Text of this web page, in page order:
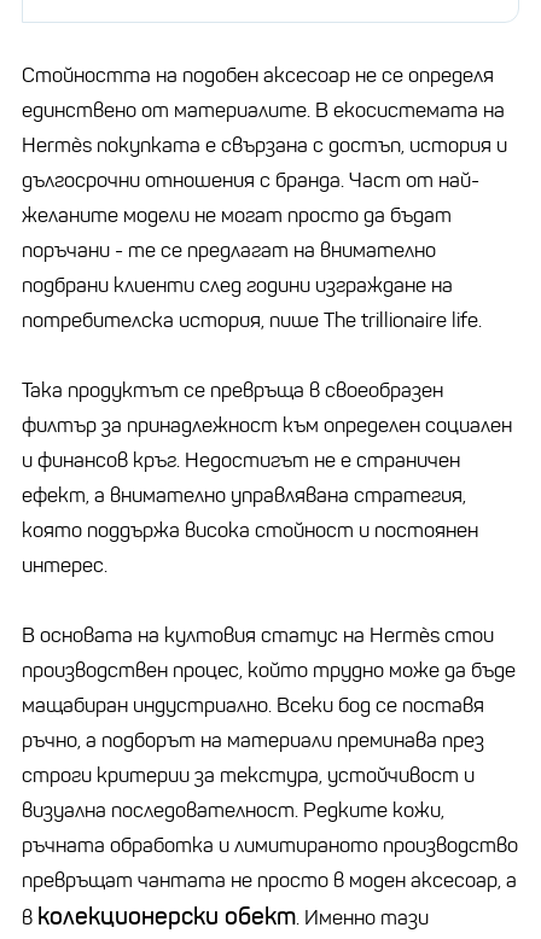
Стойността на подобен аксесоар не се определя
единствено от материалите. В екосистемата на
Hermès покупката е свързана с достъп, история и
дългосрочни отношения с бранда. Част от най-
желаните модели не могат просто да бъдат
поръчани - те се предлагат на внимателно
подбрани клиенти след години изграждане на
потребителска история, пише The trillionaire life.
Така продуктът се превръща в своеобразен
филтър за принадлежност към определен социален
и финансов кръг. Недостигът не е страничен
ефект, а внимателно управлявана стратегия,
която поддържа висока стойност и постоянен
интерес.
В основата на култовия статус на Hermès стои
производствен процес, който трудно може да бъде
мащабиран индустриално. Всеки бод се поставя
ръчно, а подборът на материали преминава през
строги критерии за текстура, устойчивост и
визуална последователност. Редките кожи,
ръчната обработка и лимитираното производство
превръщат чантата не просто в моден аксесоар, а
в колекционерски обект. Именно тази